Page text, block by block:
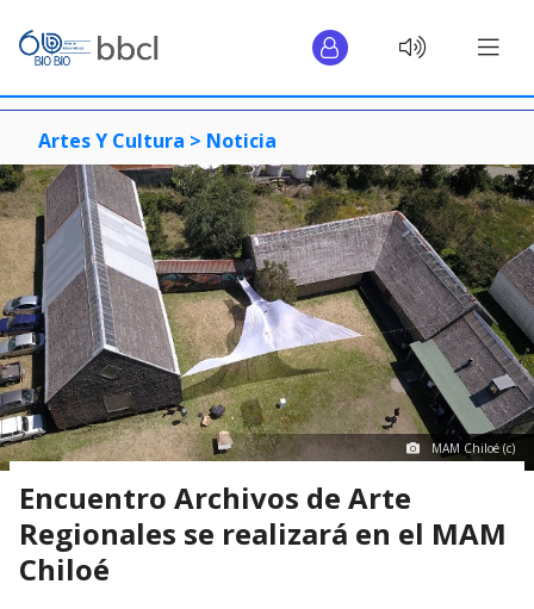
Artes Y Cultura > Noticia
MAM Chiloé (c)
Encuentro Archivos de Arte
Regionales se realizará en el MAM
Chiloé